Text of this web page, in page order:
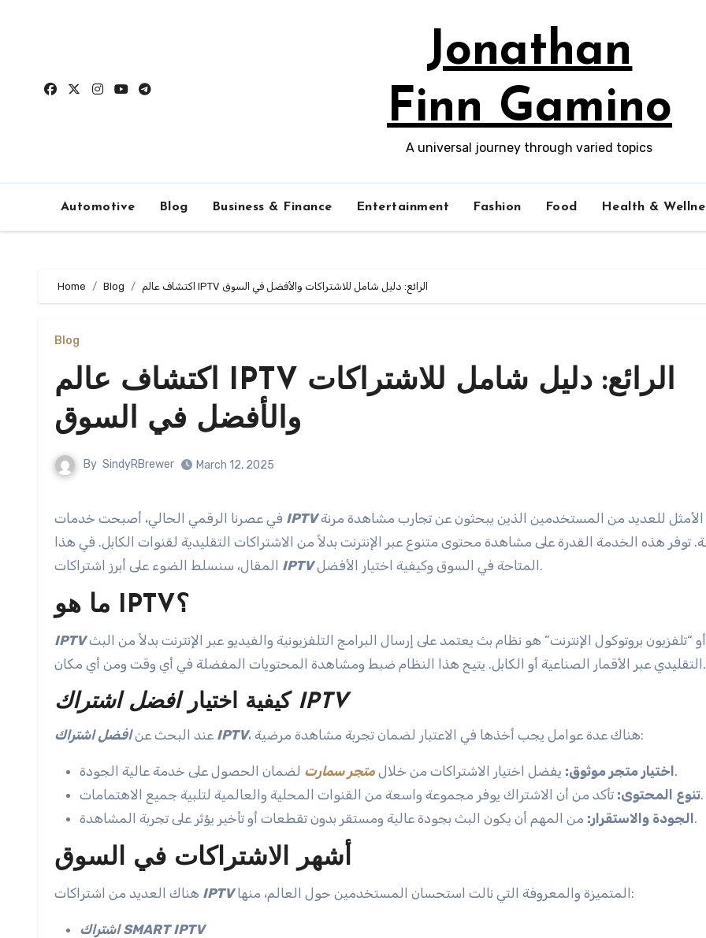
Jonathan
Finn Gamino
A universal journey through varied topics
Automotive Blog Business & Finance Entertainment Fashion Food Health &
Home Blog اكتشاف عالم IPTV الرائع: دليل شامل للاشتراكات والأفضل في السوق
Blog
اكتشاف عالم IPTV الرائع: دليل شامل للاشتراكات
والأفضل في السوق
By SindyRBrewer March 12, 2025
IPTVالخيار الأمثل للعديد من المستخدمين الذين يبحثون عن تجارب مشاهدة مرنة
توفر هذه الخدمة القدرة على مشاهدة محتوى متنوع عبر الإنترنت بدلاً من الاشتراكات التقليدية لقنوات الكابل. في هذا
IPTV المتاحة في السوق وكيفية اختيار الأفضل.
ما هو IPTV؟
IPTVأو “تلفزيون بروتوكول الإنترنت” هو نظام بث يعتمد على إرسال البرامج التلفزيونية والفيديو عبر الإنترنت بدلاً من البث
التقليدي عبر الأقمار الصناعية أو الكابل. يتيح هذا النظام ضبط ومشاهدة المحتويات المفضلة في أي وقت ومن أي مكان.
كيفية اختيار افضل اشتراك IPTV
عند البحث عن افضل اشتراك IPTV ، هناك عدة عوامل يجب أخذها في الاعتبار لضمان تجربة مشاهدة مرضية:
اختيار متجر موثوق: يفضل اختيار الاشتراكات من خلال متجر سمارت
لضمان الحصول على خدمة عالية الجودة.
تنوع المحتوى:تأكد من أن الاشتراك يوفر مجموعة واسعة من القنوات المحلية والعالمية لتلبية جميع الاهتمامات.
الجودة والاستقرار: من المهم أن يكون البث بجودة عالية ومستقر بدون تقطعات أو تأخير يؤثر على تجربة المشاهدة.
أشهر الاشتراكات في السوق
IPTV المتميزة والمعروفة التي نالت استحسان المستخدمين حول العالم، منها:
اشتراك SMART IPTV